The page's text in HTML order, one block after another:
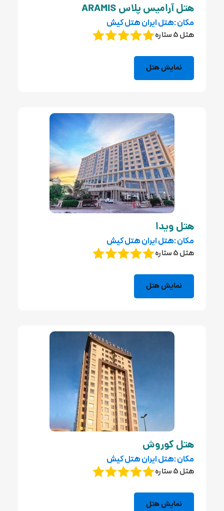
هتل آرامیس پلاس ARAMIS
مکان :هتل ایران هتل کیش
هتل 5 ستاره
نمایش هتل
هتل ویدا
مکان :هتل ایران هتل کیش
هتل 5 ستاره
نمایش هتل
هتل کوروش
مکان :هتل ایران هتل کیش
هتل 5 ستاره
نمایش هتل